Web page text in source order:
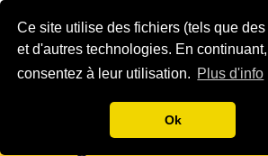
Ce site utilise des fichiers (tels que
et d'autres technologies. En
consentez à leur utilisation. Plus d'info
Ok
© VINK BVBA 2026